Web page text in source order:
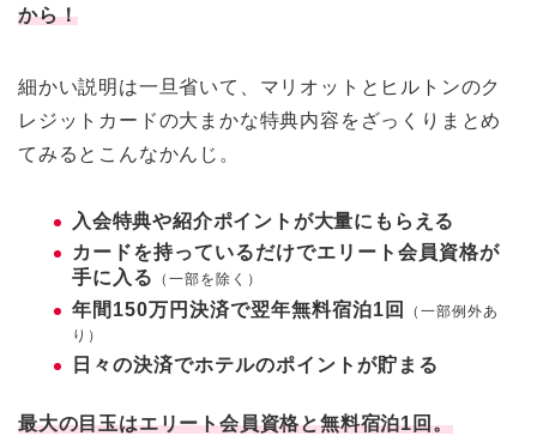
から！
細かい説明は一旦省いて、マリオットとヒルトンのク
レジットカードの大まかな特典内容をざっくりまとめ
てみるとこんなかんじ。
入会特典や紹介ポイントが大量にもらえる
カードを持っているだけでエリート会員資格が
手に入る
（一部を除く）
年間150万円決済で翌年無料宿泊1回
（一部例外あ
り）
日々の決済でホテルのポイントが貯まる
最大の目玉はエリート会員資格と無料宿泊1回。